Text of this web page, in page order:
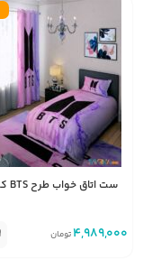
ست اتاق خواب طرح BTS کد BD1194
4,989,000 تومان